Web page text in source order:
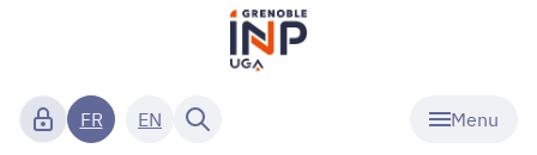
Menu
FR EN